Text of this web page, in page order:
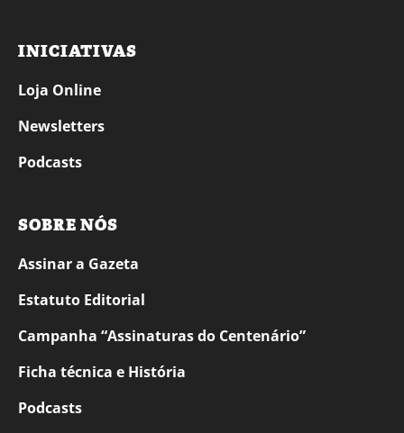
INICIATIVAS
Loja Online
Newsletters
Podcasts
SOBRE NÓS
Assinar a Gazeta
Estatuto Editorial
Campanha “Assinaturas do Centenário”
Ficha técnica e História
Podcasts